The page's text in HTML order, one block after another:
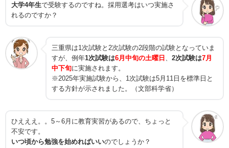
大学4年生で受験するのですね。採用選考はいつ実施さ
れるのですか？
三重県は1次試験と2次試験の2段階の試験となっていま
すが、例年1次試験は6月中旬の土曜日 2次試験は7月
中下旬に実施されます。
※2025年実施試験から、1次試験は5月11日を標準日と
する方針が示されました。（文部科学省）
ひえええ。。5～6月に教育実習があるので、ちょっと
不安です。
いつ頃から勉強を始めればいいのでしょうか？